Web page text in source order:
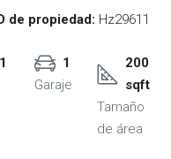
de propiedad: Hz29611
1
1
Garaje
200
sqft
Tamaño
de área